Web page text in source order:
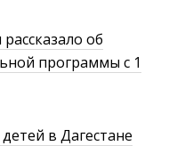
об
программы с 1
в Дагестане